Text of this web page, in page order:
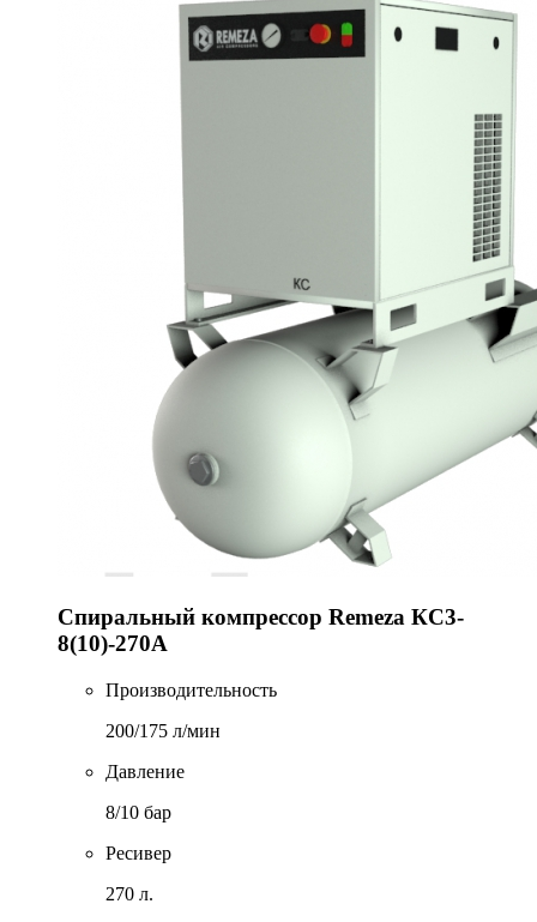
Спиральный компрессор Remeza КС3-
8(10)-270А
Производительность
200/175 л/мин
Давление
8/10 бар
Ресивер
270 л.